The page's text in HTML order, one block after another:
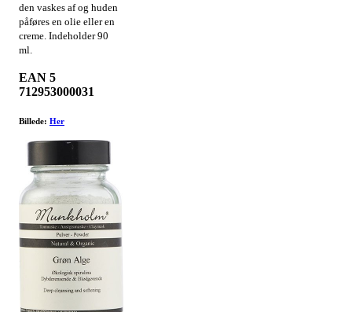
den vaskes af og huden
påføres en olie eller en
creme. Indeholder 90
ml.
EAN 5
712953000031
Billede: Her